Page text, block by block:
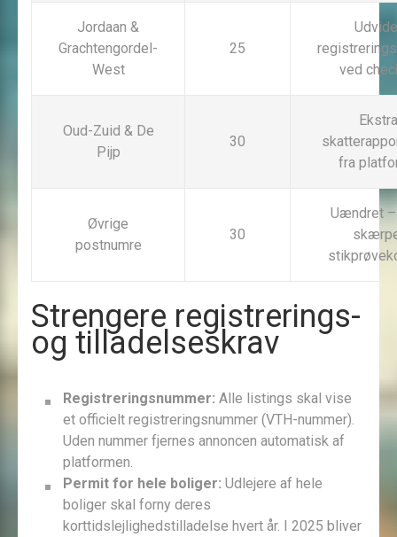
Jordaan &
Grachtengordel-
West
25
ved
Oud-Zuid & De
Pijp
30
Ekstra
fra
Øvrige
postnumre
30
Uændret
Strengere registrerings-
og tilladelseskrav
Registreringsnummer: Alle listings skal vise
et officielt registreringsnummer (VTH-nummer).
Uden nummer fjernes annoncen automatisk af
platformen.
Permit for hele boliger: Udlejere af hele
boliger skal forny deres
korttidslejlighedstilladelse hvert år. I 2025 bliver